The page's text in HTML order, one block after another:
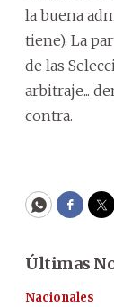
la buena
tiene). La
de las
arbitraje...
contra.
Últimas
Nacionales